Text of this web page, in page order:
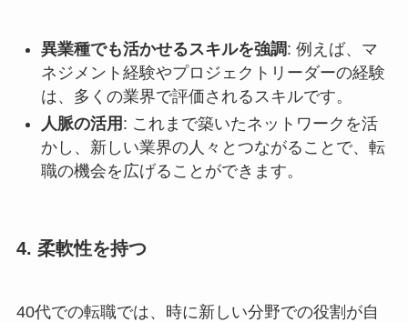
異業種でも活かせるスキルを強調: 例えば、マ
ネジメント経験やプロジェクトリーダーの経験
は、多くの業界で評価されるスキルです。
人脈の活用 : これまで築いたネットワークを活
かし、新しい業界の人々とつながることで、転
職の機会を広げることができます。
4. 柔軟性を持つ
40代での転職では、時に新しい分野での役割が自